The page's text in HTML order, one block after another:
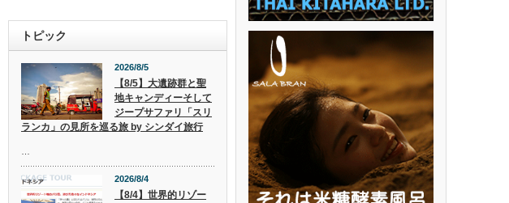
トピック
2026/8/5
【8/5】大遺跡群と聖
地キャンディーそして
ジープサファリ「スリ
ランカ」の見所を巡る旅 by シンダイ旅行
2026/8/4
【8/4】世界的リゾー